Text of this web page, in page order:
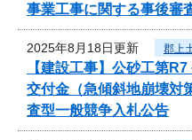
事業工事に関する事後審
2025年8月18日更新 郡上
【建設工事】公砂工第
交付金（急傾斜地崩壊対
査型一般競争入札公告